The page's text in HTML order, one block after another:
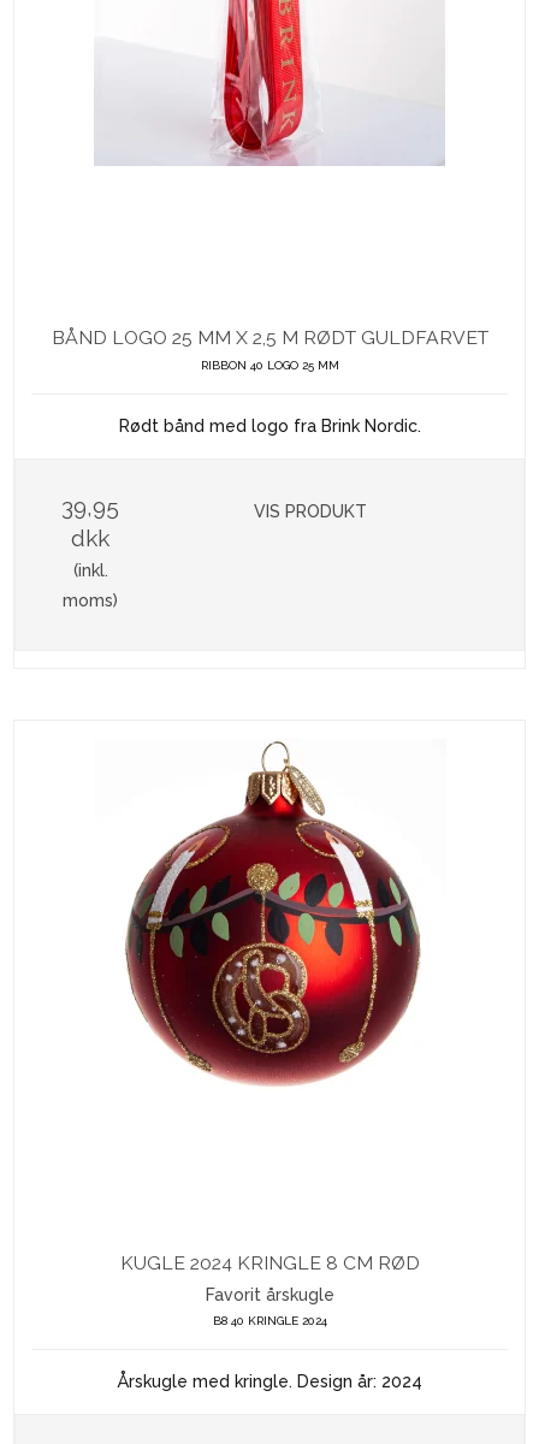
BÅND LOGO 25 MM X 2,5 M RØDT GULDFARVET
RIBBON 40 LOGO 25 MM
Rødt bånd med logo fra Brink Nordic.
39,95
dkk
(inkl.
moms)
VIS PRODUKT
KUGLE 2024 KRINGLE 8 CM RØD
Favorit årskugle
B8 40 KRINGLE 2024
Årskugle med kringle. Design år: 2024